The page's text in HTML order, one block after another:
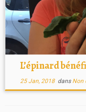
L’épinard
25 Jan, 2018dans Non